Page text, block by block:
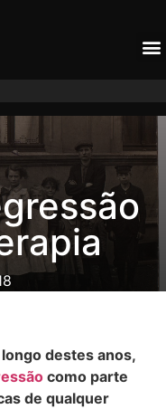
destes anos,
como parte
de qualquer